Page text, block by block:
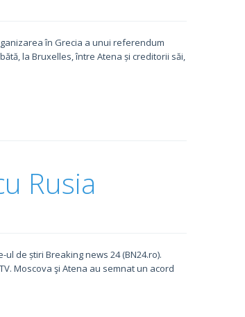
în Grecia a unui referendum
la Bruxelles, între Atena și creditorii săi,
Rusia
de știri Breaking news 24 (BN24.ro).
Moscova şi Atena au semnat un acord